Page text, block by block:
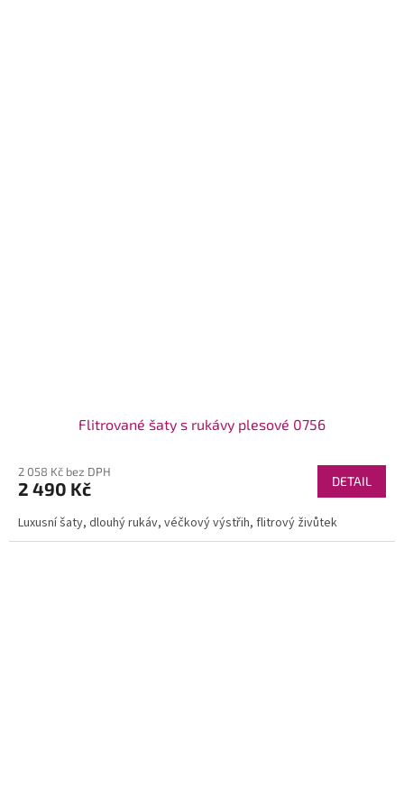
Flitrované šaty s rukávy plesové 0756
2 058 Kč bez DPH
2 490 Kč DETAIL
Luxusní šaty, dlouhý rukáv, véčkový výstřih, flitrový živůtek